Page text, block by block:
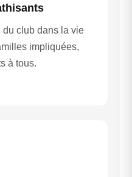
club dans la vie
impliquées,
à tous.